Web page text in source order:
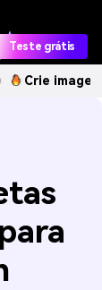
Teste grátis
imagens com